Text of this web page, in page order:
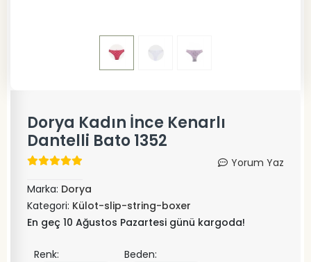
Dorya Kadın İnce Kenarlı
Dantelli Bato 1352
Yorum Yaz
Marka: Dorya
Kategori: Külot-slip-string-boxer
En geç 10 Ağustos Pazartesi günü kargoda!
Renk: Beden: